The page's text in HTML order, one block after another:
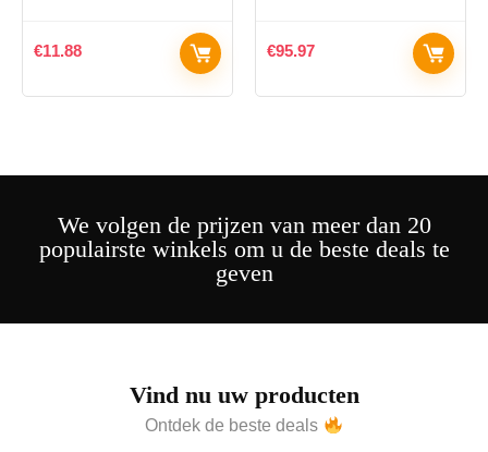
€11.88 €95.97
We volgen de prijzen van meer dan 20
populairste winkels om u de beste deals te
geven
Vind nu uw producten
Ontdek de beste deals